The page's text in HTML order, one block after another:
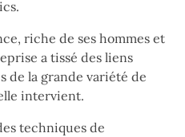
riche de ses hommes et
a tissé des liens
de la grande variété de
intervient.
techniques de